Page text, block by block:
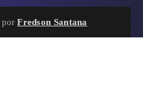
por Fredson Santana